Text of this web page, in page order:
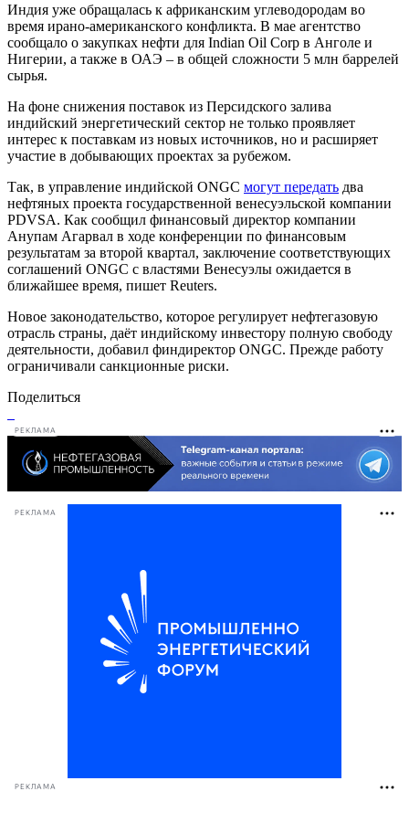
Индия уже обращалась к африканским углеводородам во
время ирано-американского конфликта. В мае агентство
сообщало о закупках нефти для Indian Oil Corp в Анголе и
Нигерии, а также в ОАЭ – в общей сложности 5 млн баррелей
сырья.
На фоне снижения поставок из Персидского залива
индийский энергетический сектор не только проявляет
интерес к поставкам из новых источников, но и расширяет
участие в добывающих проектах за рубежом.
Так, в управление индийской ONGC могут передать два
нефтяных проекта государственной венесуэльской компании
PDVSA. Как сообщил финансовый директор компании
Анупам Агарвал в ходе конференции по финансовым
результатам за второй квартал, заключение соответствующих
соглашений ONGC с властями Венесуэлы ожидается в
ближайшее время, пишет Reuters.
Новое законодательство, которое регулирует нефтегазовую
отрасль страны, даёт индийскому инвестору полную свободу
деятельности, добавил финдиректор ONGC. Прежде работу
ограничивали санкционные риски.
Поделиться
РЕКЛАМА
РЕКЛАМА
РЕКЛАМА